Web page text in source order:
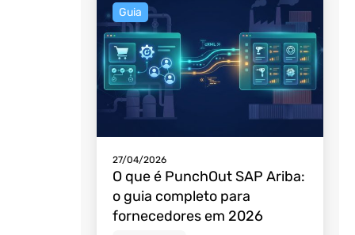
Guia
27/04/2026
O que é PunchOut SAP Ariba:
o guia completo para
fornecedores em 2026